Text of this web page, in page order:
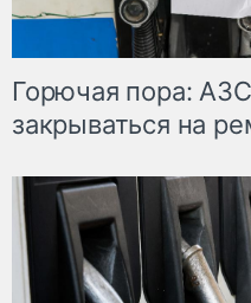
Горючая пора:
закрываться на